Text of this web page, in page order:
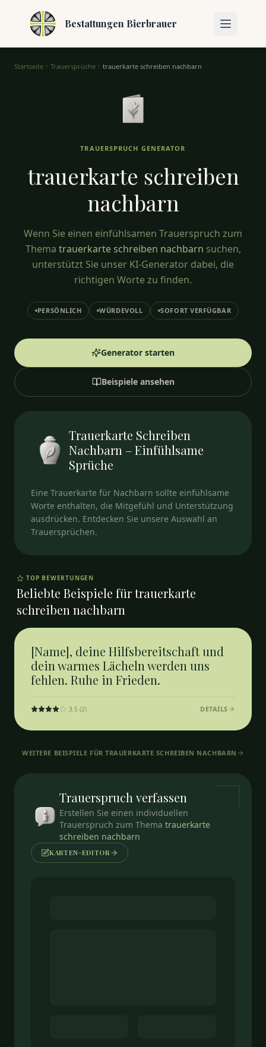
Bestattungen Bierbrauer
Startseite Trauersprüche trauerkarte schreiben nachbarn
TRAUERSPRUCH GENERATOR
trauerkarte schreiben
nachbarn
Wenn Sie einen einfühlsamen Trauerspruch zum
Thema trauerkarte schreiben nachbarn suchen,
unterstützt Sie unser KI-Generator dabei, die
richtigen Worte zu finden.
PERSÖNLICH WÜRDEVOLL SOFORT VERFÜGBAR
Generator starten
Beispiele ansehen
Trauerkarte Schreiben
Nachbarn – Einfühlsame
Sprüche
Eine Trauerkarte für Nachbarn sollte einfühlsame
Worte enthalten, die Mitgefühl und Unterstützung
ausdrücken. Entdecken Sie unsere Auswahl an
Trauersprüchen.
TOP BEWERTUNGEN
Beliebte Beispiele fürtrauerkarte
schreiben nachbarn
[Name], deine Hilfsbereitschaft und
dein warmes Lächeln werden uns
fehlen. Ruhe in Frieden.
3.5 (2) DETAILS
WEITERE BEISPIELE FÜRTRAUERKARTE SCHREIBEN NACHBARN
Trauerspruch verfassen
Erstellen Sie einen individuellen
Trauerspruch zum Thema trauerkarte
schreiben nachbarn
KARTEN-EDITOR